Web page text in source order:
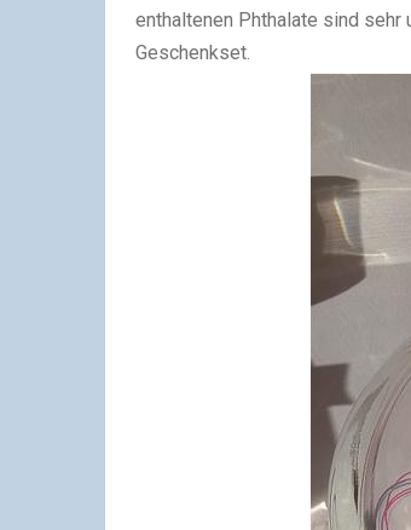
enthaltenen Phthalate sind
Geschenkset.